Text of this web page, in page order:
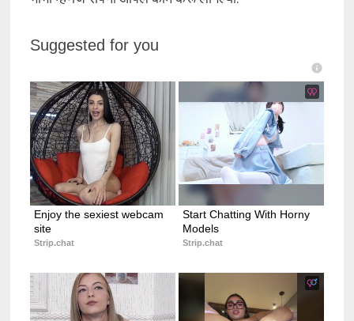
Suggested for you
Enjoy the sexiest webcam
site
Strip.chat
Start Chatting With Horny
Models
Strip.chat